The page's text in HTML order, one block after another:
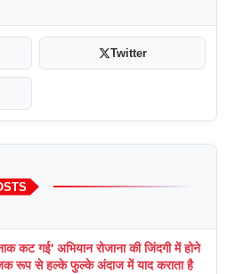
Twitter
कट गई' अभियान रोजाना की जिंदगी में होने
रूप से हल्के फुल्के अंदाज में याद कराता है